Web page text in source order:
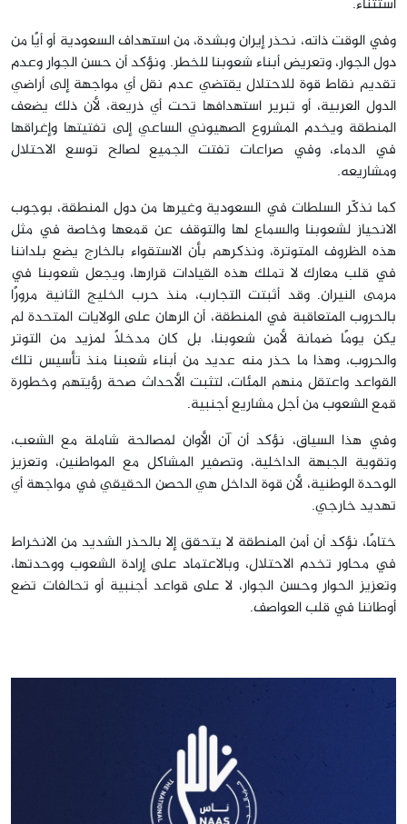
استثناء.
وفي الوقت ذاته، نحذر إيران وبشدة، من استهداف السعودية أو أيًا من
دول الجوار، وتعريض أبناء شعوبنا للخطر. ونؤكد أن حسن الجوار وعدم
تقديم نقاط قوة للاحتلال يقتضي عدم نقل أي مواجهة إلى أراضي
الدول العربية، أو تبرير استهدافها تحت أي ذريعة، لأن ذلك يضعف
المنطقة ويخدم المشروع الصهيوني الساعي إلى تفتيتها وإغراقها
في الدماء، وفي صراعات تفتت الجميع لصالح توسع الاحتلال
ومشاريعه.
كما نذكّر السلطات في السعودية وغيرها من دول المنطقة، بوجوب
الانحياز لشعوبنا والسماع لها والتوقف عن قمعها وخاصة في مثل
هذه الظروف المتوترة، ونذكرهم بأن الاستقواء بالخارج يضع بلداننا
في قلب معارك لا تملك هذه القيادات قرارها، ويجعل شعوبنا في
مرمى النيران. وقد أثبتت التجارب، منذ حرب الخليج الثانية مرورًا
بالحروب المتعاقبة في المنطقة، أن الرهان على الولايات المتحدة لم
يكن يومًا ضمانة لأمن شعوبنا، بل كان مدخلًا لمزيد من التوتر
والحروب، وهذا ما حذر منه عديد من أبناء شعبنا منذ تأسيس تلك
القواعد واعتقل منهم المئات، لتثبت الأحداث صحة رؤيتهم وخطورة
قمع الشعوب من أجل مشاريع أجنبية.
وفي هذا السياق، نؤكد أن آن الأوان لمصالحة شاملة مع الشعب،
وتقوية الجبهة الداخلية، وتصفير المشاكل مع المواطنين، وتعزيز
الوحدة الوطنية، لأن قوة الداخل هي الحصن الحقيقي في مواجهة أي
تهديد خارجي.
ختامًا، نؤكد أن أمن المنطقة لا يتحقق إلا بالحذر الشديد من الانخراط
في محاور تخدم الاحتلال، وبالاعتماد على إرادة الشعوب ووحدتها،
وتعزيز الحوار وحسن الجوار، لا على قواعد أجنبية أو تحالفات تضع
أوطاننا في قلب العواصف.